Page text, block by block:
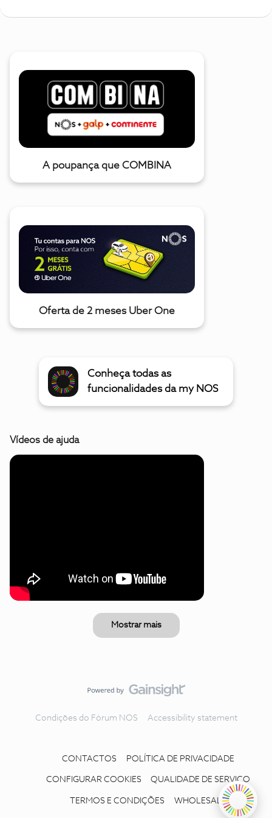
A poupança que COMBINA
Oferta de 2 meses Uber One
Conheça todas as
funcionalidades da my NOS
Vídeos de ajuda
Mostrar mais
Condições do Fórum NOS Accessibility statement
CONTACTOS POLÍTICA DE PRIVACIDADE
CONFIGURAR COOKIES QUALIDADE DE SERVIÇO
TERMOS E CONDIÇÕES WHOLESALE